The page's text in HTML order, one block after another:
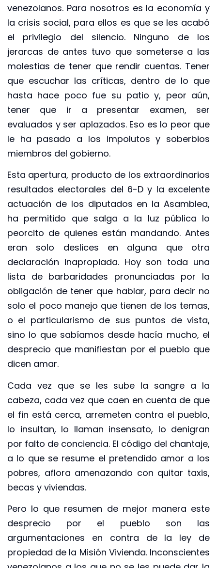
venezolanos. Para nosotros es la economía y
la crisis social, para ellos es que se les acabó
el privilegio del silencio. Ninguno de los
jerarcas de antes tuvo que someterse a las
molestias de tener que rendir cuentas. Tener
que escuchar las críticas, dentro de lo que
hasta hace poco fue su patio y, peor aún,
tener que ir a presentar examen, ser
evaluados y ser aplazados. Eso es lo peor que
le ha pasado a los impolutos y soberbios
miembros del gobierno.
Esta apertura, producto de los extraordinarios
resultados electorales del 6-D y la excelente
actuación de los diputados en la Asamblea,
ha permitido que salga a la luz pública lo
peorcito de quienes están mandando. Antes
eran solo deslices en alguna que otra
declaración inapropiada. Hoy son toda una
lista de barbaridades pronunciadas por la
obligación de tener que hablar, para decir no
solo el poco manejo que tienen de los temas,
o el particularismo de sus puntos de vista,
sino lo que sabíamos desde hacía mucho, el
desprecio que manifiestan por el pueblo que
dicen amar.
Cada vez que se les sube la sangre a la
cabeza, cada vez que caen en cuenta de que
el fin está cerca, arremeten contra el pueblo,
lo insultan, lo llaman insensato, lo denigran
por falto de conciencia. El código del chantaje,
a lo que se resume el pretendido amor a los
pobres, aflora amenazando con quitar taxis,
becas y viviendas.
Pero lo que resumen de mejor manera este
desprecio por el pueblo son las
argumentaciones en contra de la ley de
propiedad de la Misión Vivienda. Inconscientes